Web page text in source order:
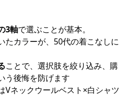
3軸で選ぶことが基本。
たカラーが、50代の着こなしに
ことで、選択肢を絞り込み、購
う後悔を防げます
Vネックウールベスト×白シャツ